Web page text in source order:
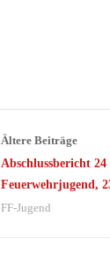
Ältere Beiträge
Abschlussbericht
Feuerwehrjugend,
FF-Jugend